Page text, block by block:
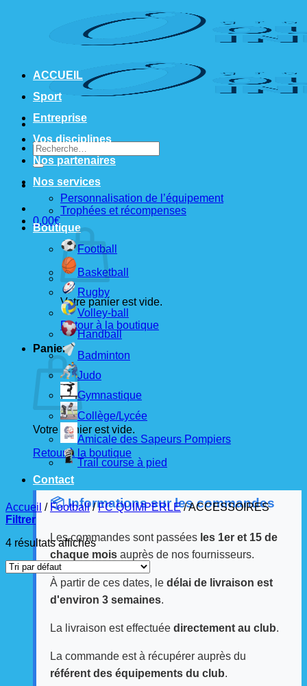
Recherche
pour :
0,00€
Votre panier est vide.
Retour à la boutique
Panier
Votre panier est vide.
Retour à la boutique
📦 Informations sur les commandes
Les commandes sont passées les 1er et 15 de
chaque mois auprès de nos fournisseurs.
À partir de ces dates, le délai de livraison est
d'environ 3 semaines.
La livraison est effectuée directement au club.
La commande est à récupérer auprès du
référent des équipements du club.
ACCUEIL
Sport
Entreprise
Vos disciplines
Nos partenaires
Nos services
Personnalisation de l’équipement
Trophées et récompenses
Boutique
Football
Basketball
Rugby
Volley-ball
Handball
Badminton
Judo
Gymnastique
Collège/Lycée
Amicale des Sapeurs Pompiers
Trail course à pied
Contact
Accueil / Football / FC QUIMPERLE /ACCESSOIRES
Filtrer
4 résultats affichés